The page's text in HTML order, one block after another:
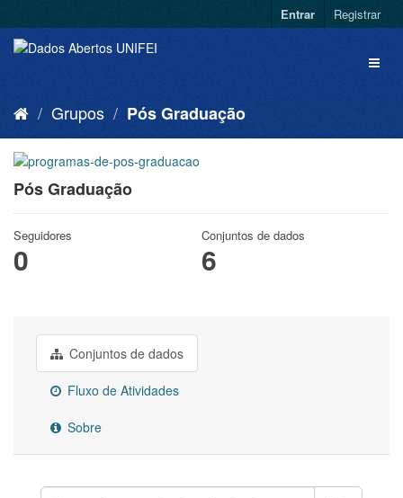
Entrar Registrar
Grupos Pós Graduação
Pós Graduação
Seguidores
0
Conjuntos de dados
6
Conjuntos de dados
Fluxo de Atividades
Sobre